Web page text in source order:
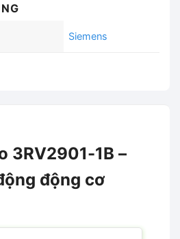
Siemens
3RV2901-1B –
động cơ